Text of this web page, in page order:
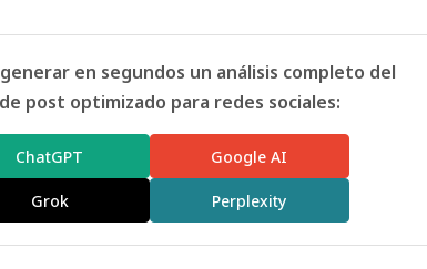
en segundos un análisis completo del
post optimizado para redes sociales:
ChatGPT Google AI
Grok Perplexity